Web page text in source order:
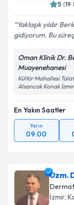
5 (19
Yaklaşık yıldır
gidiyorum. Bu
Oman Klinik Dr.
Muayenehanesi
Kültür Mahallesi
Alsancak Konak İzmir
En Yakın Saatler
Yarın
09:00
Uzm.
İzmir,